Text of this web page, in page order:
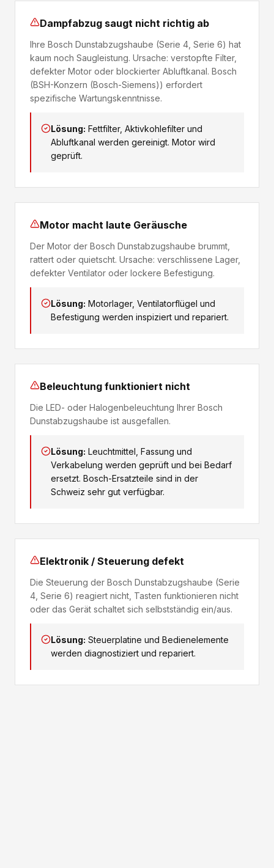
Dampfabzug saugt nicht richtig ab
Ihre Bosch Dunstabzugshaube (Serie 4, Serie 6) hat
kaum noch Saugleistung. Ursache: verstopfte Filter,
defekter Motor oder blockierter Abluftkanal. Bosch
(BSH-Konzern (Bosch-Siemens)) erfordert
spezifische Wartungskenntnisse.
Lösung: Fettfilter, Aktivkohlefilter und
Abluftkanal werden gereinigt. Motor wird
geprüft.
Motor macht laute Geräusche
Der Motor der Bosch Dunstabzugshaube brummt,
rattert oder quietscht. Ursache: verschlissene Lager,
defekter Ventilator oder lockere Befestigung.
Lösung: Motorlager, Ventilatorflügel und
Befestigung werden inspiziert und repariert.
Beleuchtung funktioniert nicht
Die LED- oder Halogenbeleuchtung Ihrer Bosch
Dunstabzugshaube ist ausgefallen.
Lösung: Leuchtmittel, Fassung und
Verkabelung werden geprüft und bei Bedarf
ersetzt. Bosch-Ersatzteile sind in der
Schweiz sehr gut verfügbar.
Elektronik / Steuerung defekt
Die Steuerung der Bosch Dunstabzugshaube (Serie
4, Serie 6) reagiert nicht, Tasten funktionieren nicht
oder das Gerät schaltet sich selbstständig ein/aus.
Lösung: Steuerplatine und Bedienelemente
werden diagnostiziert und repariert.